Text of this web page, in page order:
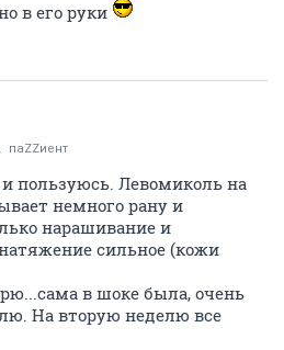
в его руки
паZZиент
пользуюсь. Левомиколь на
немного рану и
нарашивание и
сильное (кожи
в шоке была, очень
На вторую неделю все